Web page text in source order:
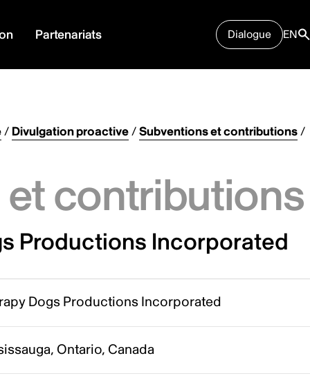
Partenariats Dialogue EN
/ Divulgation proactive/Subventions et contributions/
contributions
Productions Incorporated
Dogs Productions Incorporated
Ontario, Canada